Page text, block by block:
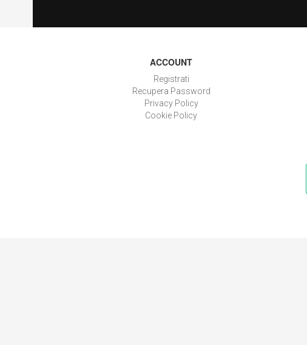
ACCOUNT
Registrati
Recupera Password
Privacy Policy
Cookie Policy